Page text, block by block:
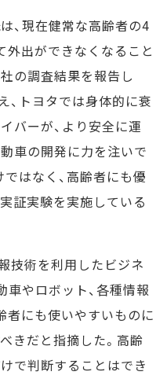
、現在健常な高齢者の4
外出ができなくなること
の調査結果を報告し
、トヨタでは身体的に衰
バーが、より安全に運
車の開発に力を注いで
はなく、高齢者にも優
証実験を実施している
技術を利用したビジネ
車やロボット、各種情報
者にも使いやすいものに
きだと指摘した。高齢
で判断することはでき